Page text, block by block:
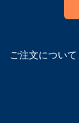
ご注文について